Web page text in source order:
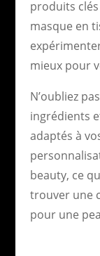
produits
masque en
mieux pour
N’oubliez
ingrédients
adaptés à
beauty, ce
trouver une
pour une